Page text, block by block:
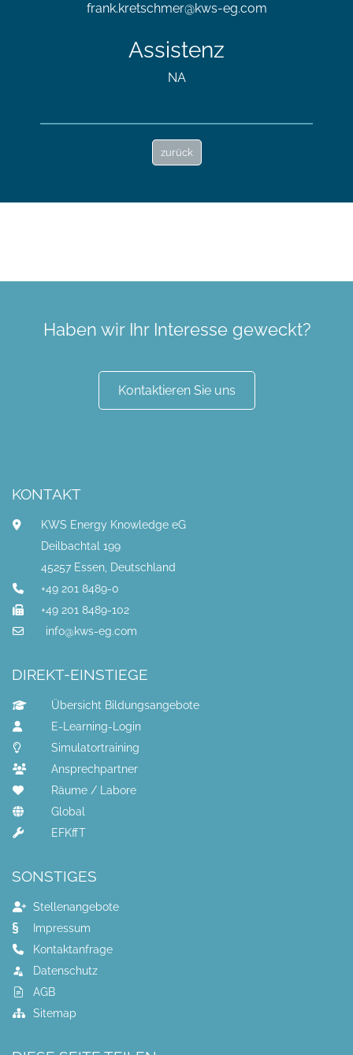
frank.kretschmer@kws-eg.com
Assistenz
NA
zurück
Haben wir Ihr Interesse geweckt?
Kontaktieren Sie uns
KONTAKT
KWS Energy Knowledge eG
Deilbachtal 199
45257 Essen, Deutschland
+49 201 8489-0
+49 201 8489-102
info@kws-eg.com
DIREKT-EINSTIEGE
Übersicht Bildungsangebote
E-Learning-Login
Simulatortraining
Ansprechpartner
Räume / Labore
Global
EFKffT
SONSTIGES
Stellenangebote
Impressum
Kontaktanfrage
Datenschutz
AGB
Sitemap